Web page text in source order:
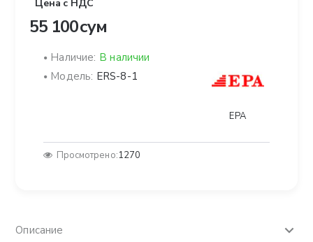
Цена с НДС
55 100 сум
Наличие: В наличии
Модель: ERS-8-1
EPA
Просмотрено:1270
Описание